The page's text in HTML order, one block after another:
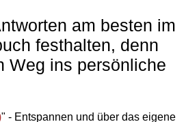
am besten im
festhalten, denn
Weg ins persönliche
" - Entspannen und über das eigene